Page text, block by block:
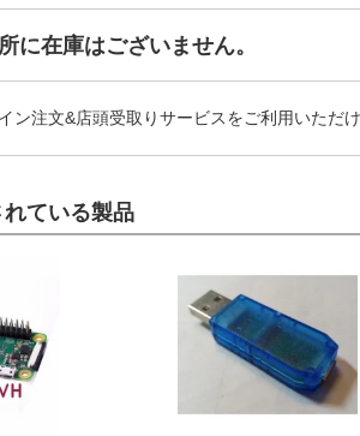
に在庫はございません。
ン注文&店頭受取りサービスをご利用いただけ
ている製品